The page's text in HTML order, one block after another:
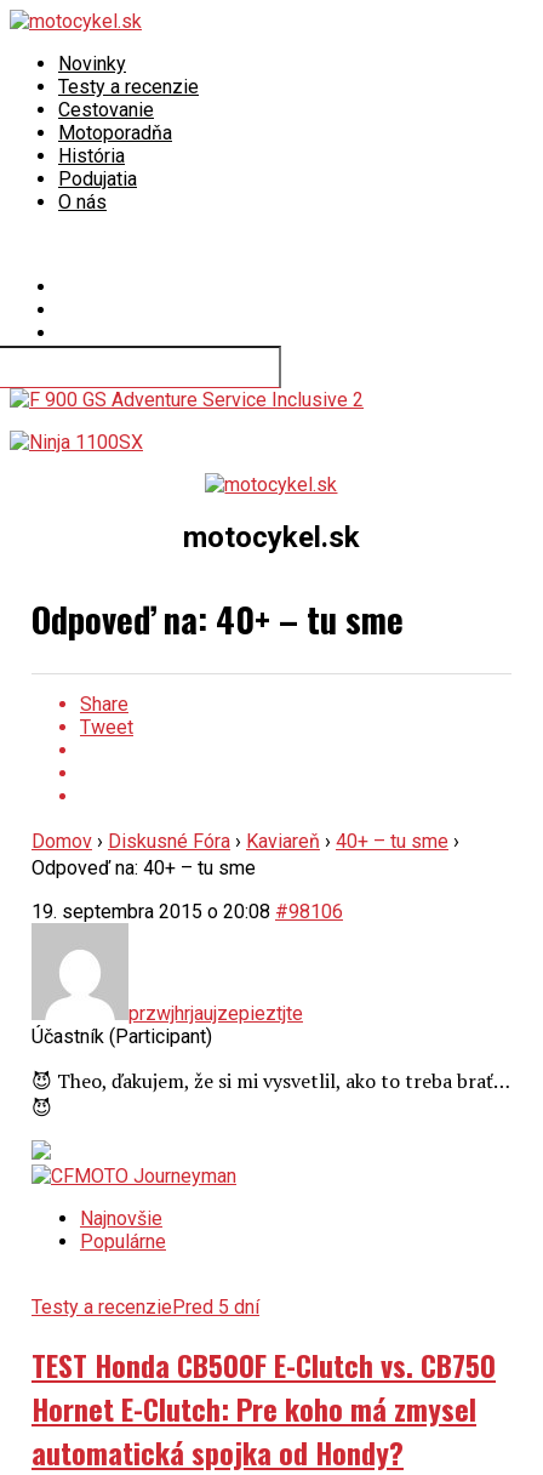
Novinky
Testy a recenzie
Cestovanie
Motoporadňa
História
Podujatia
O nás
motocykel.sk
Odpoveď na: 40+ – tu sme
Share
Tweet
Domov › Diskusné Fóra › Kaviareň › 40+ – tu sme ›
Odpoveď na: 40+ – tu sme
19. septembra 2015 o 20:08 #98106
przwjhrjaujzepieztjte
Účastník (Participant)
😈 Theo, ďakujem, že si mi vysvetlil, ako to treba brať…
😈
Najnovšie
Populárne
Testy a recenziePred 5 dní
TEST Honda CB500F E-Clutch vs. CB750
Hornet E-Clutch: Pre koho má zmysel
automatická spojka od Hondy?